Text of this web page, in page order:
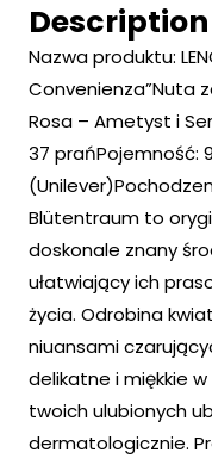
Description
Nazwa produktu:
Convenienza”Nuta
Rosa – Ametyst i
37 prańPojemność:
Blütentraum to
doskonale znany
ułatwiający ich
życia. Odrobina
niuansami
delikatne i miękkie
twoich ulubionych
dermatologicznie.